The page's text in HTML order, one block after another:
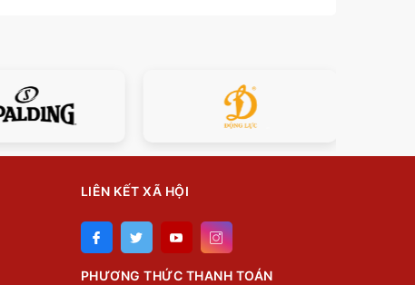
LIÊN KẾT XÃ HỘI
PHƯƠNG THỨC THANH TOÁN